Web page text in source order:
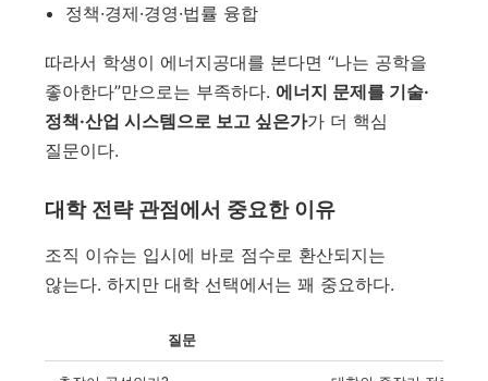
정책·경제·경영·법률 융합
따라서 학생이 에너지공대를 본다면 “나는 공학을
좋아한다”만으로는 부족하다. 에너지 문제를 기술·
정책·산업 시스템으로 보고 싶은가가 더 핵심
질문이다.
대학 전략 관점에서 중요한 이유
조직 이슈는 입시에 바로 점수로 환산되지는
않는다. 하지만 대학 선택에서는 꽤 중요하다.
질문